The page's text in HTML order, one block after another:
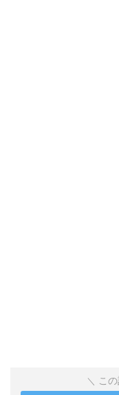
＼ こ